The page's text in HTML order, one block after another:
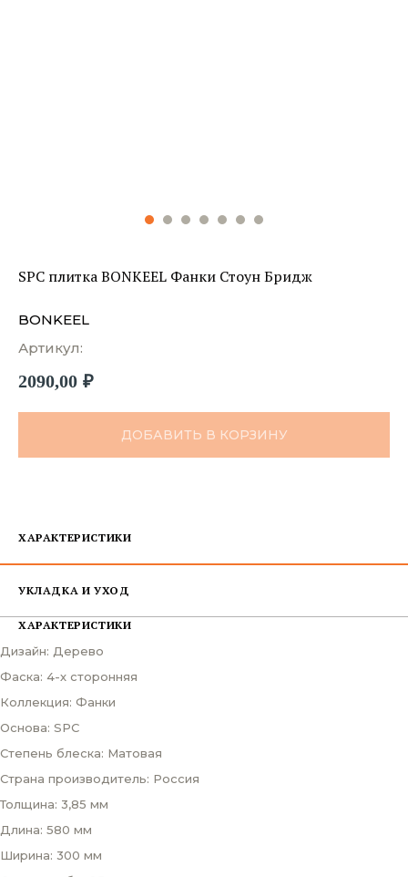
SPC плитка BONKEEL Фанки Стоун Бридж
BONKEEL
Артикул:
2090,00 ₽
ДОБАВИТЬ В КОРЗИНУ
ХАРАКТЕРИСТИКИ
УКЛАДКА И УХОД
ХАРАКТЕРИСТИКИ
Дизайн: Дерево
Фаска: 4-х сторонняя
Коллекция: Фанки
Основа: SPC
Степень блеска: Матовая
Страна производитель: Россия
Толщина: 3,85 мм
Длина: 580 мм
Ширина: 300 мм